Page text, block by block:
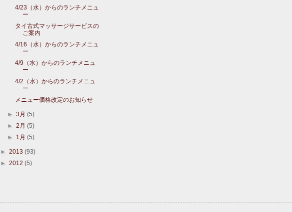
4/23（水）からのランチメニュ
ー
タイ古式マッサージサービスの
ご案内
4/16（水）からのランチメニュ
ー
4/9（水）からのランチメニュ
ー
4/2（水）からのランチメニュ
ー
メニュー価格改定のお知らせ
►3月(5)
►2月(5)
► 1月(5)
► 2013 (93)
► 2012 (5)